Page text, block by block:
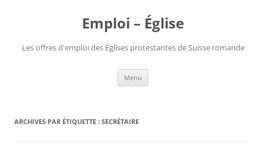
Emploi – Église
Les offres d'emploi des Églises protestantes de Suisse romande
Menu
ARCHIVES PAR ÉTIQUETTE : SECRÉTAIRE